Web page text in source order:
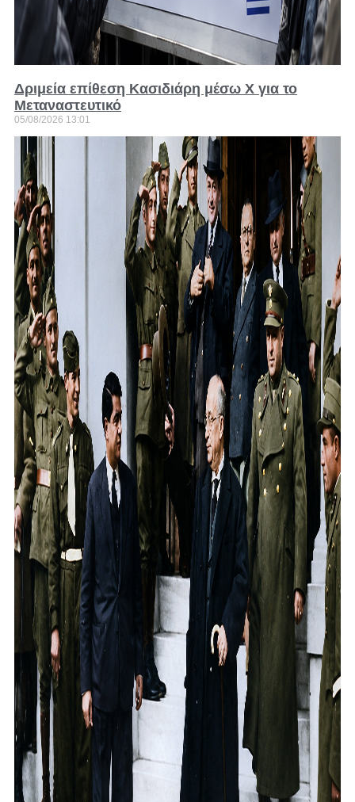
Δριμεία επίθεση Κασιδιάρη μέσω Χ για το
Μεταναστευτικό
05/08/2026 13:01